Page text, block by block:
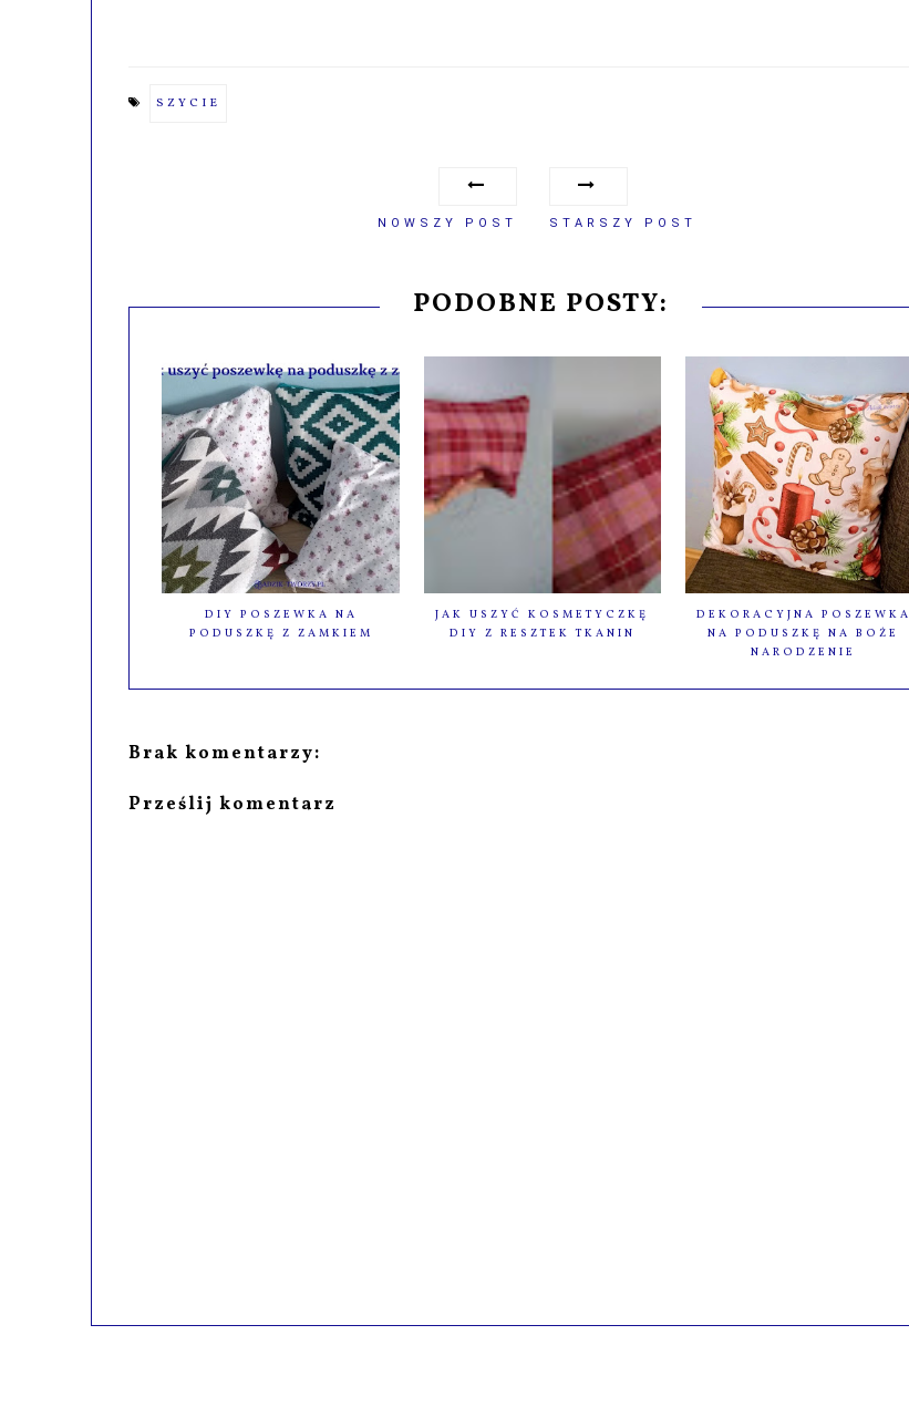
SZYCIE
NOWSZY POST STARSZY POST
PODOBNE POSTY:
DIY POSZEWKA NA
PODUSZKĘ Z ZAMKIEM
JAK USZYĆ KOSMETYCZKĘ
DIY Z RESZTEK TKANIN
DEKORACYJNA POSZEWKA
NA PODUSZKĘ NA BOŻE
NARODZENIE
Brak komentarzy:
Prześlij komentarz